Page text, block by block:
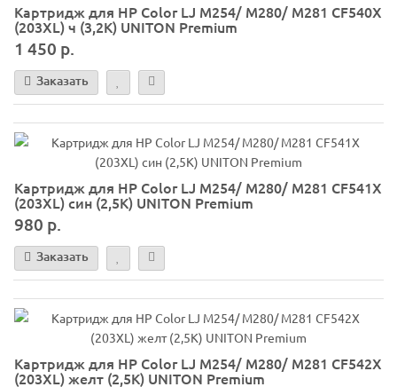
Картридж для HP Color LJ M254/ M280/ M281 CF540X
(203XL) ч (3,2K) UNITON Premium
1 450 р.
Заказать
Картридж для HP Color LJ M254/ M280/ M281 CF541X
(203XL) син (2,5K) UNITON Premium
980 р.
Заказать
Картридж для HP Color LJ M254/ M280/ M281 CF542X
(203XL) желт (2,5K) UNITON Premium